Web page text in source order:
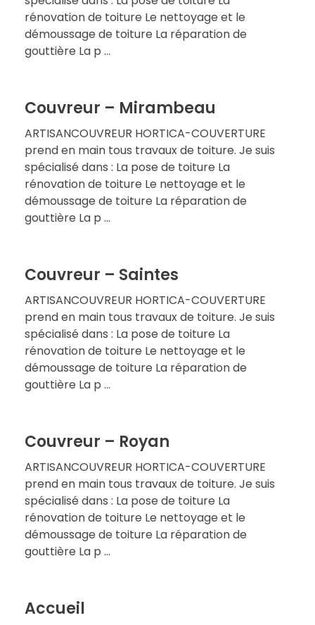
rénovation de toiture Le nettoyage et le
démoussage de toiture La réparation de
gouttière La p ...
Couvreur – Mirambeau
ARTISANCOUVREUR HORTICA-COUVERTURE
prend en main tous travaux de toiture. Je suis
spécialisé dans : La pose de toiture La
rénovation de toiture Le nettoyage et le
démoussage de toiture La réparation de
gouttière La p ...
Couvreur – Saintes
ARTISANCOUVREUR HORTICA-COUVERTURE
prend en main tous travaux de toiture. Je suis
spécialisé dans : La pose de toiture La
rénovation de toiture Le nettoyage et le
démoussage de toiture La réparation de
gouttière La p ...
Couvreur – Royan
ARTISANCOUVREUR HORTICA-COUVERTURE
prend en main tous travaux de toiture. Je suis
spécialisé dans : La pose de toiture La
rénovation de toiture Le nettoyage et le
démoussage de toiture La réparation de
gouttière La p ...
Accueil